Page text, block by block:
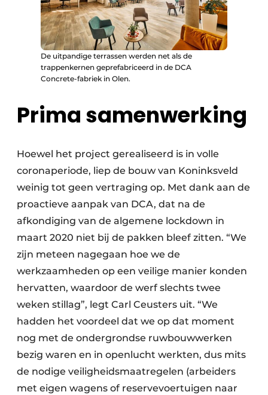
De uitpandige terrassen werden net als de
trappenkernen geprefabriceerd in de DCA
Concrete-fabriek in Olen.
Prima samenwerking
Hoewel het project gerealiseerd is in volle
coronaperiode, liep de bouw van Koninksveld
weinig tot geen vertraging op. Met dank aan de
proactieve aanpak van DCA, dat na de
afkondiging van de algemene lockdown in
maart 2020 niet bij de pakken bleef zitten. “We
zijn meteen nagegaan hoe we de
werkzaamheden op een veilige manier konden
hervatten, waardoor de werf slechts twee
weken stillag”, legt Carl Ceusters uit. “We
hadden het voordeel dat we op dat moment
nog met de ondergrondse ruwbouwwerken
bezig waren en in openlucht werkten, dus mits
de nodige veiligheidsmaatregelen (arbeiders
met eigen wagens of reservevoertuigen naar